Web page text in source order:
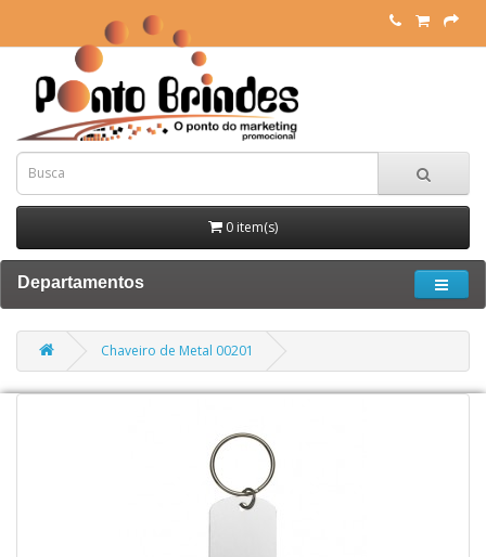
0 item(s)
Departamentos
Chaveiro de Metal 00201